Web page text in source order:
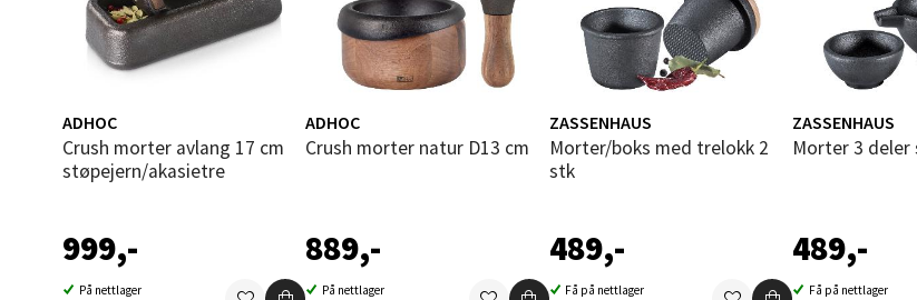
ADHOC
Crush morter avlang 17 cm
støpejern/akasietre
999,-
På nettlager
ADHOC
Crush morter natur D13 cm
889,-
På nettlager
ZASSENHAUS
Morter/boks med trelokk 2
stk
489,-
Få på nettlager
ZASSENHAUS
Morter 3
489,-
Få på nettlager
Thon Senter Orkanger, Orkdalsveien 113, 7300 Orkanger
Åpent i dag 09-20
4 i butikk
Sandvika - Thon Senter Sandvika
Åpent i dag 10-21
5 i butikk